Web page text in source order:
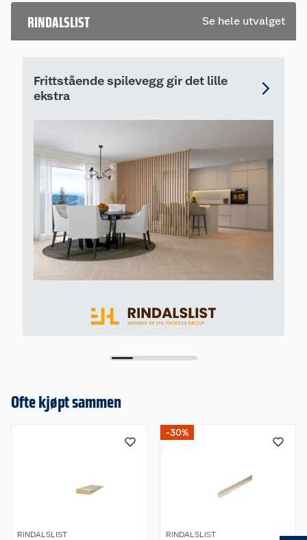
en omtale.
RINDALSLIST Se hele utvalget
Frittstående spilevegg gir det lille
ekstra
Ofte kjøpt sammen
RINDALSLIST
-30%
RINDALSLIST